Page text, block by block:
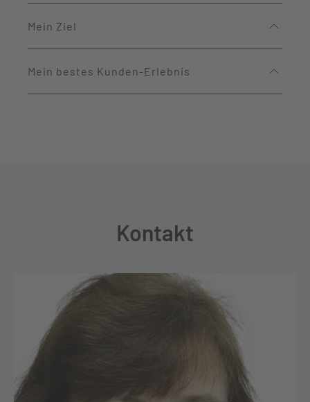
Mein Ziel
Mein bestes Kunden-Erlebnis
Kontakt